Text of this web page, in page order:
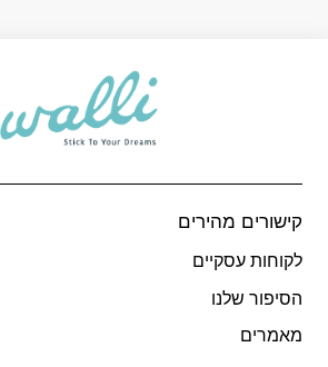
קישורים מהירים
לקוחות עסקיים
הסיפור שלנו
מאמרים